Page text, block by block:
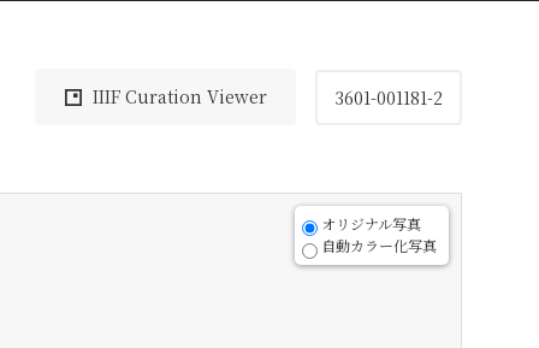
IIIF Curation Viewer 3601-001181-2
オリジナル写真
自動カラー化写真